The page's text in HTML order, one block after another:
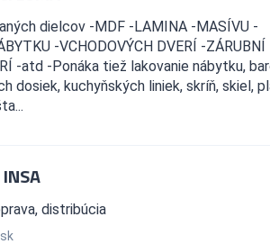
dielcov -MDF -LAMINA -MASÍVU -
-VCHODOVÝCH DVERÍ -ZÁRUBNÍ
-atd -Ponáka tiež lakovanie nábytku,
dosiek, kuchyňských liniek, skríň, skiel,
distribúcia